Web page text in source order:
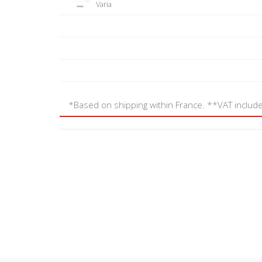
Varia
*Based on shipping within France. **VAT